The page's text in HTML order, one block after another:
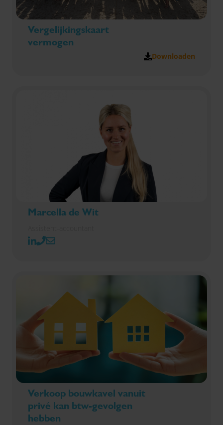
Vergelijkingskaart
vermogen
Downloaden
Marcella de Wit
Verkoop bouwkavel vanuit
privé kan btw-gevolgen
hebben